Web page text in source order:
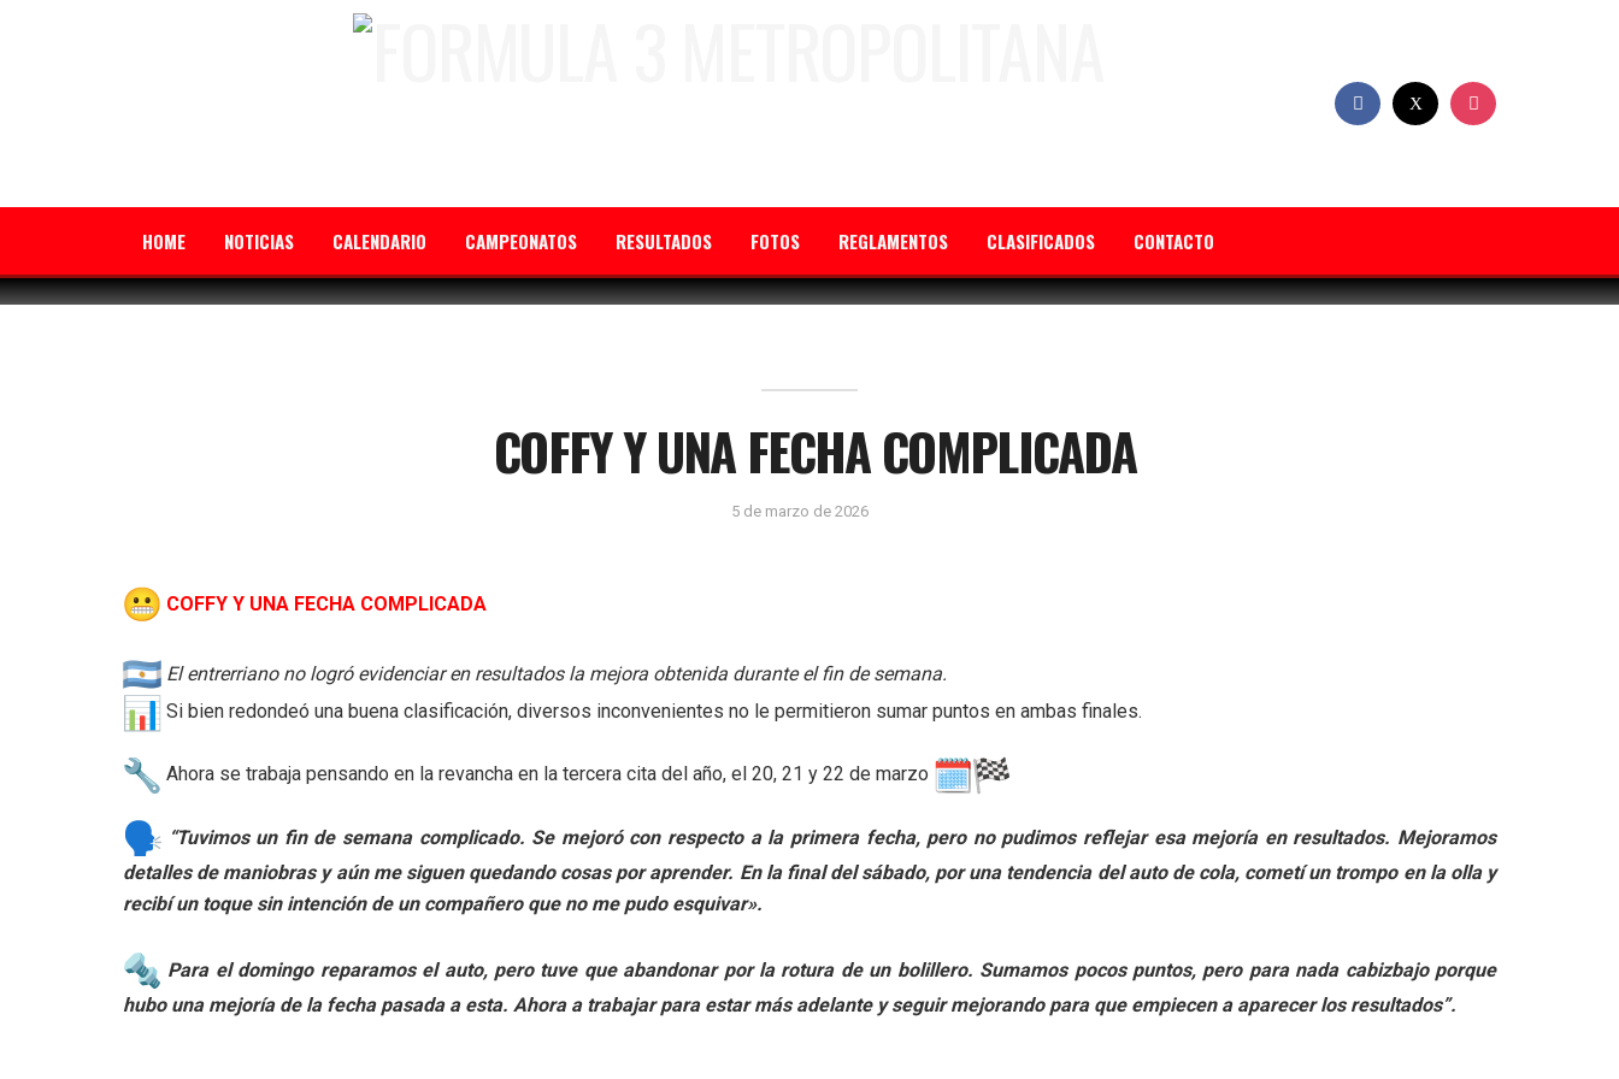
HOME NOTICIAS CALENDARIO CAMPEONATOS RESULTADOS FOTOS REGLAMENTOS CLASIFICADOS CONTACTO
COFFY Y UNA FECHA COMPLICADA
5 de marzo de 2026
COFFY Y UNA FECHA COMPLICADA
El entrerriano no logró evidenciar en resultados la mejora obtenida durante el fin de semana.
Si bien redondeó una buena clasificación, diversos inconvenientes no le permitieron sumar puntos en ambas finales.
Ahora se trabaja pensando en la revancha en la tercera cita del año, el 20, 21 y 22 de marzo
“Tuvimos un fin de semana complicado. Se mejoró con respecto a la primera fecha, pero no pudimos reflejar esa mejoría en resultados. Mejoramos
detalles de maniobras y aún me siguen quedando cosas por aprender. En la final del sábado, por una tendencia del auto de cola, cometí un trompo en la olla y
recibí un toque sin intención de un compañero que no me pudo esquivar».
Para el domingo reparamos el auto, pero tuve que abandonar por la rotura de un bolillero. Sumamos pocos puntos, pero para nada cabizbajo porque
hubo una mejoría de la fecha pasada a esta. Ahora a trabajar para estar más adelante y seguir mejorando para que empiecen a aparecer los resultados”.